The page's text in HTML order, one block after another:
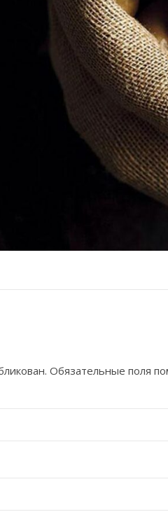
Обязательные поля